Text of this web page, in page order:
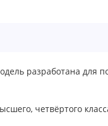
разработана для
четвёртого